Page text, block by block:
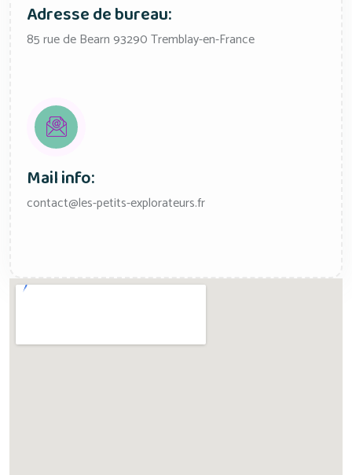
Adresse de bureau:
85 rue de Bearn 93290 Tremblay-en-France
Mail info:
contact@les-petits-explorateurs.fr